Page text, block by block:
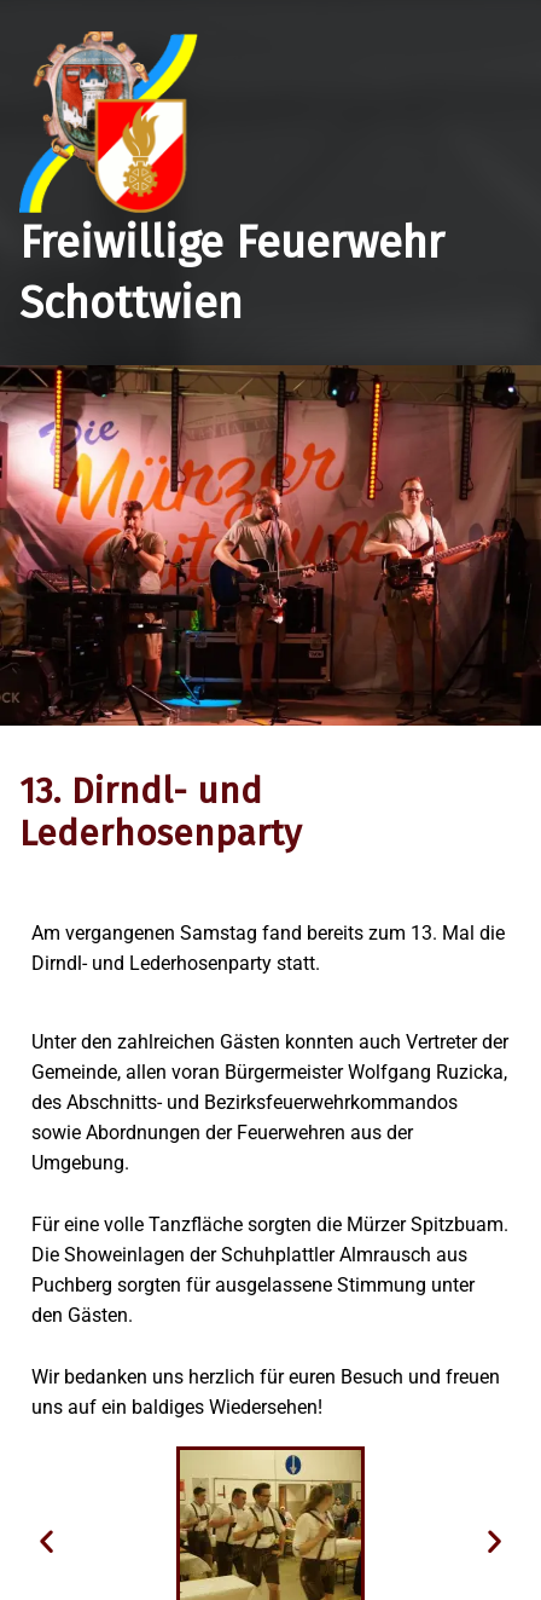
Freiwillige Feuerwehr
Schottwien
13. Dirndl- und
Lederhosenparty
Am vergangenen Samstag fand bereits zum 13. Mal die
Dirndl- und Lederhosenparty statt.
Unter den zahlreichen Gästen konnten auch Vertreter der
Gemeinde, allen voran Bürgermeister Wolfgang Ruzicka,
des Abschnitts- und Bezirksfeuerwehrkommandos
sowie Abordnungen der Feuerwehren aus der
Umgebung.
Für eine volle Tanzfläche sorgten die Mürzer Spitzbuam.
Die Showeinlagen der Schuhplattler Almrausch aus
Puchberg sorgten für ausgelassene Stimmung unter
den Gästen.
Wir bedanken uns herzlich für euren Besuch und freuen
uns auf ein baldiges Wiedersehen!